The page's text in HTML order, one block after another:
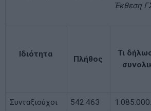
Έκθεση
Ιδιότητα
Πλήθος
Τι
Συνταξιούχοι 542.463